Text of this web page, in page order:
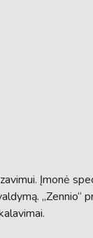
Įmonė
„Zennio“